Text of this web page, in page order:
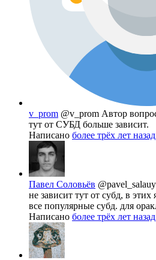
v_prom @v_prom Автор
тут от СУБД больше зависит.
Написано более трёх лет назад
Павел Соловьёв
не зависит тут от субд, в
все популярные субд. для
Написано более трёх лет назад